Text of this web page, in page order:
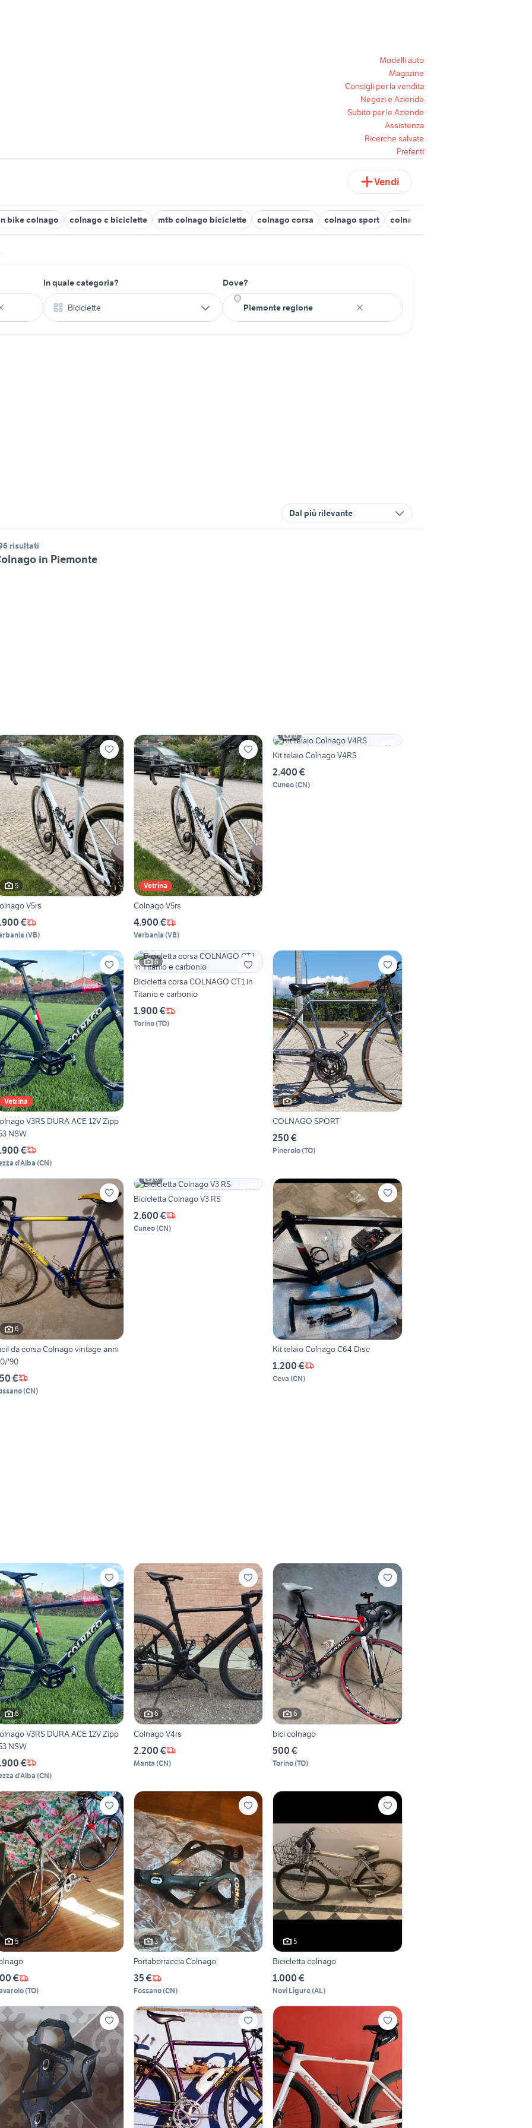
Modelli auto
Magazine
Consigli per la vendita
Negozi e Aziende
Subito per le Aziende
Assistenza
Ricerche salvate
Preferiti
Vendi
bike colnago colnago c biciclette mtb colnago biciclette colnago corsa colnago sport colnago ace biciclette
In quale categoria?
Biciclette
Dove?
Dal più rilevante
risultati
in Piemonte
5
V5rs
€
(VB)
Vetrina
Colnago V5rs
4.900 €
Verbania (VB)
6
Kit telaio Colnago V4RS
2.400 €
Cuneo(CN)
Vetrina
V3RS DURA ACE 12V Zipp
NSW
€
d'Alba (CN)
6
Bicicletta corsa COLNAGO CT1 in
Titanio e carbonio
1.900 €
Torino(TO)
3
COLNAGO SPORT
250 €
Pinerolo(TO)
6
da corsa Colnago vintage anni
'90
€
(CN)
6
Bicicletta Colnago V3 RS
2.600 €
Cuneo(CN)
Kit telaio Colnago C64 Disc
1.200 €
Ceva (CN)
6
V3RS DURA ACE 12V Zipp
NSW
€
d'Alba (CN)
6
Colnago V4rs
2.200 €
Manta (CN)
6
bici colnago
500 €
Torino(TO)
5
€
(TO)
3
Portaborraccia Colnago
35 €
Fossano(CN)
5
Bicicletta colnago
1.000 €
Novi Ligure(AL)